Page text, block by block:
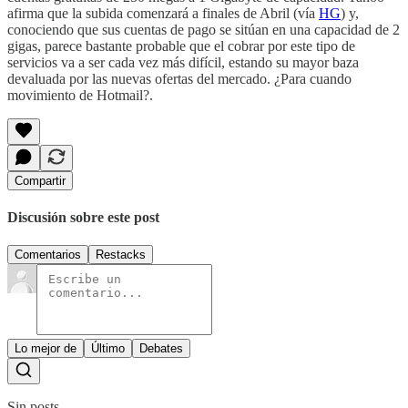
afirma que la subida comenzará a finales de Abril (vía HG) y,
conociendo que sus cuentas de pago se sitúan en una capacidad de 2
gigas, parece bastante probable que el cobrar por este tipo de
servicios va a ser cada vez más difícil, estando su mayor baza
devaluada por las nuevas ofertas del mercado. ¿Para cuando
movimiento de Hotmail?.
Compartir
Discusión sobre este post
Comentarios Restacks
Lo mejor de Último Debates